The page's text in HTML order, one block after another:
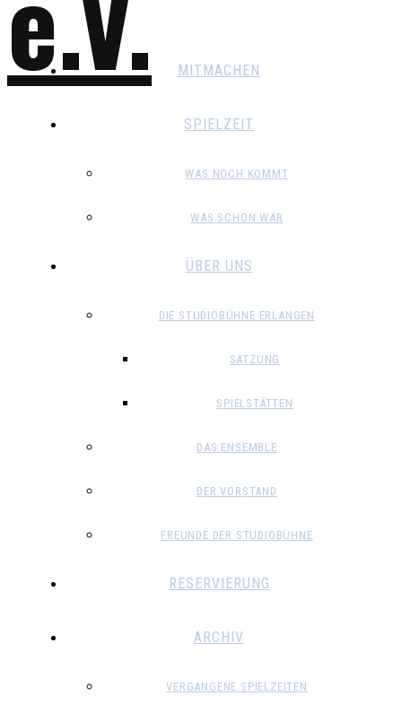
MITMACHEN
SPIELZEIT
WAS NOCH KOMMT
WAS SCHON WAR
ÜBER UNS
DIE STUDIOBÜHNE ERLANGEN
SATZUNG
SPIELSTÄTTEN
DAS ENSEMBLE
DER VORSTAND
FREUNDE DER STUDIOBÜHNE
RESERVIERUNG
ARCHIV
VERGANGENE SPIELZEITEN